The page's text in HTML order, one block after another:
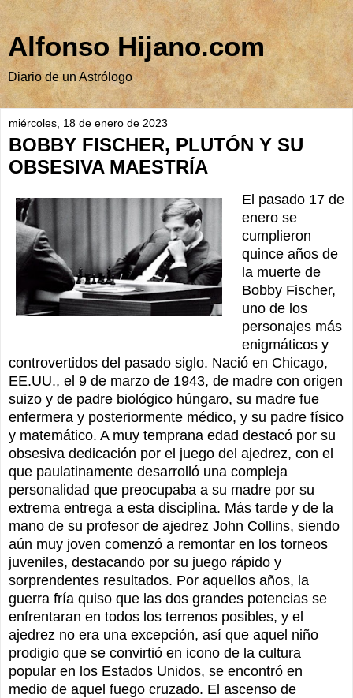
Alfonso Hijano.com
Diario de un Astrólogo
miércoles, 18 de enero de 2023
BOBBY FISCHER, PLUTÓN Y SU
OBSESIVA MAESTRÍA
El pasado 17 de
enero se
cumplieron
quince años de
la muerte de
Bobby Fischer,
uno de los
personajes más
enigmáticos y
controvertidos del pasado siglo. Nació en Chicago,
EE.UU., el 9 de marzo de 1943, de madre con origen
suizo y de padre biológico húngaro, su madre fue
enfermera y posteriormente médico, y su padre físico
y matemático. A muy temprana edad destacó por su
obsesiva dedicación por el juego del ajedrez, con el
que paulatinamente desarrolló una compleja
personalidad que preocupaba a su madre por su
extrema entrega a esta disciplina. Más tarde y de la
mano de su profesor de ajedrez John Collins, siendo
aún muy joven comenzó a remontar en los torneos
juveniles, destacando por su juego rápido y
sorprendentes resultados. Por aquellos años, la
guerra fría quiso que las dos grandes potencias se
enfrentaran en todos los terrenos posibles, y el
ajedrez no era una excepción, así que aquel niño
prodigio que se convirtió en icono de la cultura
popular en los Estados Unidos, se encontró en
medio de aquel fuego cruzado. El ascenso de